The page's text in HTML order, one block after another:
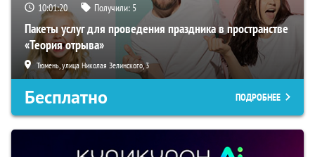
10:01:19 Получили: 5
Пакеты услуг для проведения праздника в пространстве
«Теория отрыва»
Тюмень, улица Николая Зелинского, 3
Бесплатно ПОДРОБНЕЕ